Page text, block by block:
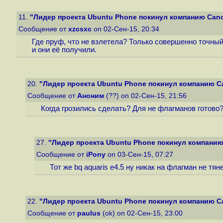
11. "Лидер проекта Ubuntu Phone покинул компанию
Сообщение от xzcsxc on 02-Сен-15, 20:34
Где пруф, что не взлетела? Только совершенно
и они её получили.
20. "Лидер проекта Ubuntu Phone покинул компанию
Сообщение от Аноним (??) on 02-Сен-15, 21:56
Когда грозились сделать? Для не флагманов готово?
27. "Лидер проекта Ubuntu Phone покинул
Сообщение от iPony on 03-Сен-15, 07:27
Тот же bq aquaris e4.5 ну никак на флагман не
22. "Лидер проекта Ubuntu Phone покинул компанию
Сообщение от paulus (ok) on 02-Сен-15, 23:00